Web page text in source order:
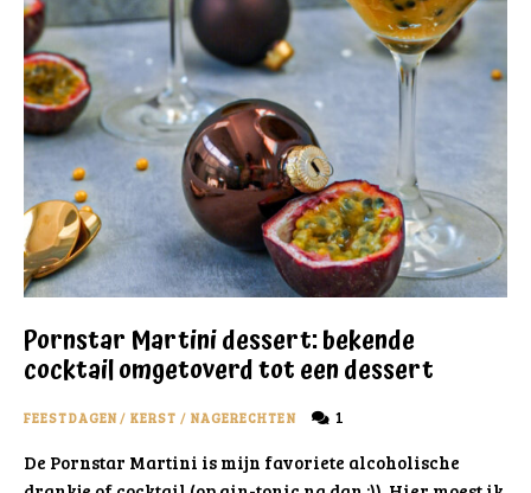
Pornstar Martini dessert: bekende
cocktail omgetoverd tot een dessert
FEESTDAGEN/ KERST / NAGERECHTEN 1
De Pornstar Martini is mijn favoriete alcoholische